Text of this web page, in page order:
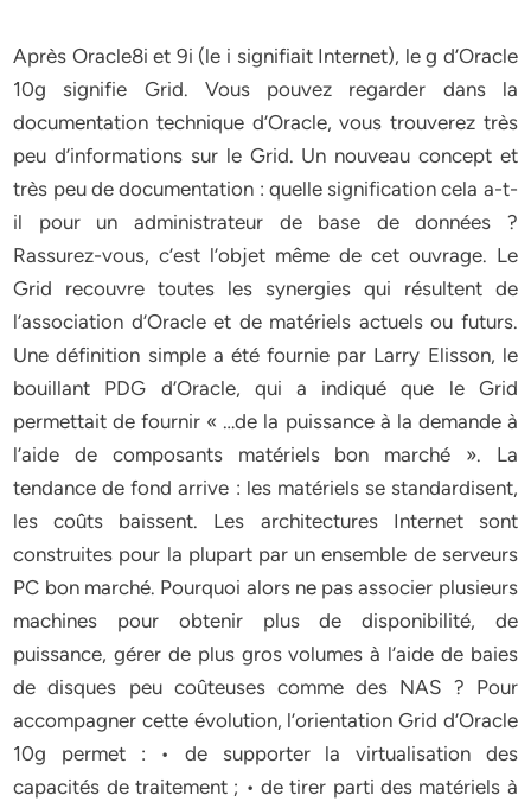
Après Oracle8i et 9i (le i signifiait Internet), le g d’Oracle
10g signifie Grid. Vous pouvez regarder dans la
documentation technique d’Oracle, vous trouverez très
peu d’informations sur le Grid. Un nouveau concept et
très peu de documentation : quelle signification cela a-t-
il pour un administrateur de base de données ?
Rassurez-vous, c’est l’objet même de cet ouvrage. Le
Grid recouvre toutes les synergies qui résultent de
l’association d’Oracle et de matériels actuels ou futurs.
Une définition simple a été fournie par Larry Elisson, le
bouillant PDG d’Oracle, qui a indiqué que le Grid
permettait de fournir « …de la puissance à la demande à
l’aide de composants matériels bon marché ». La
tendance de fond arrive : les matériels se standardisent,
les coûts baissent. Les architectures Internet sont
construites pour la plupart par un ensemble de serveurs
PC bon marché. Pourquoi alors ne pas associer plusieurs
machines pour obtenir plus de disponibilité, de
puissance, gérer de plus gros volumes à l’aide de baies
de disques peu coûteuses comme des NAS ? Pour
accompagner cette évolution, l’orientation Grid d’Oracle
10g permet : • de supporter la virtualisation des
capacités de traitement ; • de tirer parti des matériels à